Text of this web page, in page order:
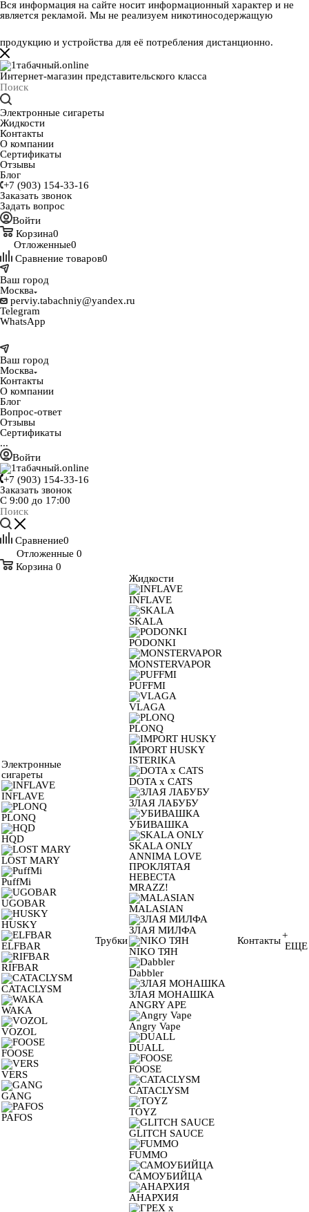
Вся информация на сайте носит информационный характер и не
является рекламой. Мы не реализуем никотиносодержащую
продукцию и устройства для её потребления дистанционно.
Интернет-магазин представительского класса
Электронные сигареты
Жидкости
Контакты
О компании
Сертификаты
Отзывы
Блог
+7 (903) 154-33-16
Заказать звонок
Задать вопрос
Войти
Корзина0
Отложенные0
Сравнение товаров0
Ваш город
Москва
perviy.tabachniy@yandex.ru
Telegram
WhatsApp
Ваш город
Москва
Контакты
О компании
Блог
Вопрос-ответ
Отзывы
Сертификаты
...
Войти
+7 (903) 154-33-16
Заказать звонок
С 9:00 до 17:00
Сравнение0
Отложенные 0
Корзина 0
Электронные
сигареты
INFLAVE
PLONQ
HQD
LOST MARY
PuffMi
UGOBAR
HUSKY
ELFBAR
RIFBAR
CATACLYSM
WAKA
VOZOL
FOOSE
VERS
GANG
PAFOS
Трубки
Жидкости
INFLAVE
SKALA
PODONKI
MONSTERVAPOR
PUFFMI
VLAGA
PLONQ
IMPORT HUSKY
ISTERIKA
DOTA x CATS
ЗЛАЯ ЛАБУБУ
УБИВАШКА
SKALA ONLY
ANNIMA LOVE
ПРОКЛЯТАЯ
НЕВЕСТА
MRAZZ!
MALASIAN
ЗЛАЯ МИЛФА
NIKO ТЯН
Dabbler
ЗЛАЯ МОНАШКА
ANGRY APE
Angry Vape
DUALL
FOOSE
CATACLYSM
TOYZ
GLITCH SAUCE
FUMMO
САМОУБИЙЦА
АНАРХИЯ
Контакты+
ЕЩЕ